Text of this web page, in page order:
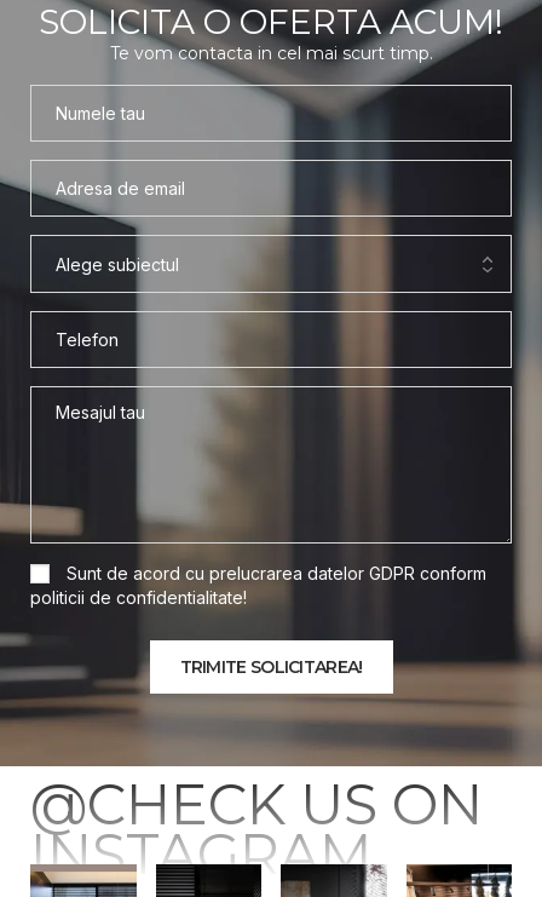
SOLICITA O OFERTA ACUM!
Te vom contacta in cel mai scurt timp.
Sunt de acord cu prelucrarea datelor GDPR conform
politicii de confidentialitate!
@CHECK US ON
INSTAGRAM